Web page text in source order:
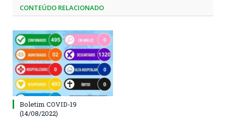
CONTEÚDO RELACIONADO
Boletim COVID-19
(14/08/2022)